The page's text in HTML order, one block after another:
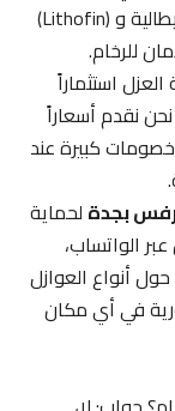
سيرفس على ماركات عالمية مثل (Tenax) الإيطالية و (Lithofin)
للرخام.
استثماراً
نقدم أسعاراً
كبيرة عند
بجدةلحماية
الواتساب،
أنواع العوازل
في أي مكان